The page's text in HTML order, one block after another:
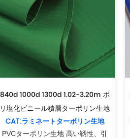
840d 1000d 1300d 1.02-3.20m ポ
リ塩化ビニール積層ターポリン生地
CAT:ラミネートターポリン生地
PVCターポリン生地 高い靱性、引